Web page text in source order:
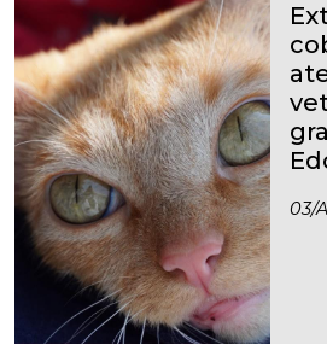
03/